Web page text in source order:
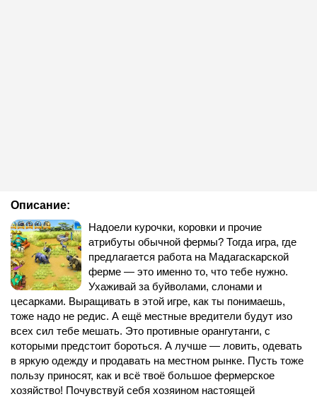
Описание:
Надоели курочки, коровки и прочие
атрибуты обычной фермы? Тогда игра, где
предлагается работа на Мадагаскарской
ферме — это именно то, что тебе нужно.
Ухаживай за буйволами, слонами и
цесарками. Выращивать в этой игре, как ты понимаешь,
тоже надо не редис. А ещё местные вредители будут изо
всех сил тебе мешать. Это противные орангутанги, с
которыми предстоит бороться. А лучше — ловить, одевать
в яркую одежду и продавать на местном рынке. Пусть тоже
пользу приносят, как и всё твоё большое фермерское
хозяйство! Почувствуй себя хозяином настоящей